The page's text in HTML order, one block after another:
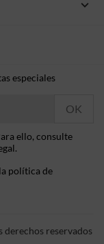

especiales
ello, consulte
política de
derechos reservados